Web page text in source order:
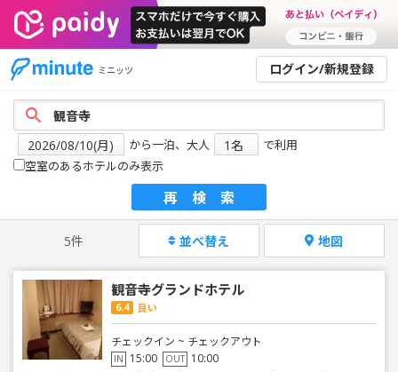
ミニッツ ログイン/新規登録
から一泊、大人
で利用
空室のあるホテルのみ表示
再検索
5件 並べ替え 地図
観音寺グランドホテル
6.4 良い
チェックイン ~ チェックアウト
IN 15:00 OUT 10:00